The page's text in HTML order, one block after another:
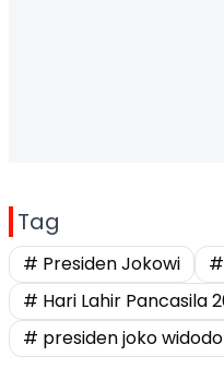
Tag
# Presiden Jokowi
# Hari Lahir Pancasila
# presiden joko widodo